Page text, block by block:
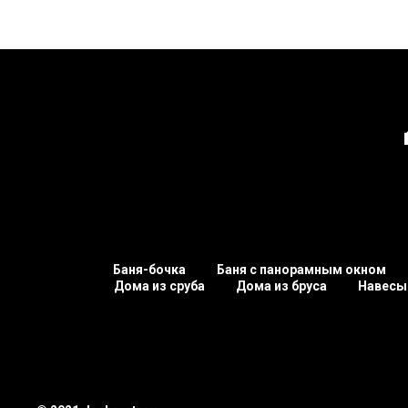
Баня-бочка Баня с панорамным окном
Дома из сруба
Дома из бруса